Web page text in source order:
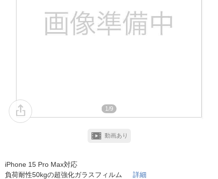
1/9
動画あり
iPhone 15 Pro Max対応
負荷耐性50kgの超強化ガラスフィルム 詳細